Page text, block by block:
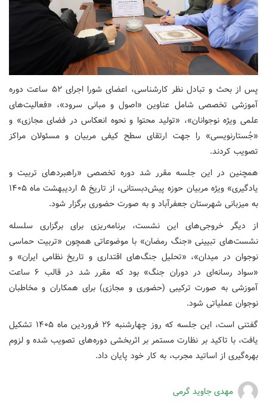
پس از بحث و تبادل نظر کارشناسی، اعضای شورا اجرای ۵۲ ساعت دوره
آموزشی تخصصی شامل عناوین «اصول و مبانی سرود»، «فعالیت‌های
علمی ویژه نوجوانان»، «تولید محتوا و نحوه انعکاس در فضای مجازی» و
«جُستارنویسی» را جهت ارتقای سطح کیفی مربیان و مسئولان مراکز
تصویب کردند.
همچنین در این جلسه مقرر شد دوره تخصصی «راهبردهای تربیت و
یادگیری» ویژه مربیان حوزه پیش‌دبستانی، از تاریخ ۵ اردیبهشت ماه ۱۴۰۵
به میزبانی شهرستان جعفرآباد و به صورت حضوری برگزار شود.
از دیگر خروجی‌های این نشست، برنامه‌ریزی برای برگزاری سلسله
نشست‌های تبیینی «جنگ رمضان» با موضوعاتی همچون «تربیت حماسی
نوجوان در میدان»، «تحلیل جنگ‌های اقتداری و تاریخ نظامی ایران» و
«سواد رسانه‌ای در دوران جنگ» بود که مقرر شد در قالب ۶ ساعت
آموزشی به صورت ترکیبی (حضوری و مجازی) برای همکاران و مخاطبان
نوجوان عملیاتی شود.
گفتنی است، این جلسه که روز چهارشنبه ۲۶ فروردین ماه ۱۴۰۵ تشکیل
یافت، با تاکید بر نظارت مستمر بر اثربخشی دوره‌های تصویب شده و لزوم
بهره‌گیری از اساتید مجرب، به کار خود پایان داد.
مهدی جاوید گرمی